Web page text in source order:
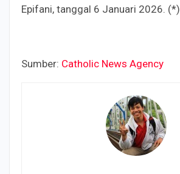
Epifani, tanggal 6 Januari 2026. (*)
Sumber: Catholic News Agency